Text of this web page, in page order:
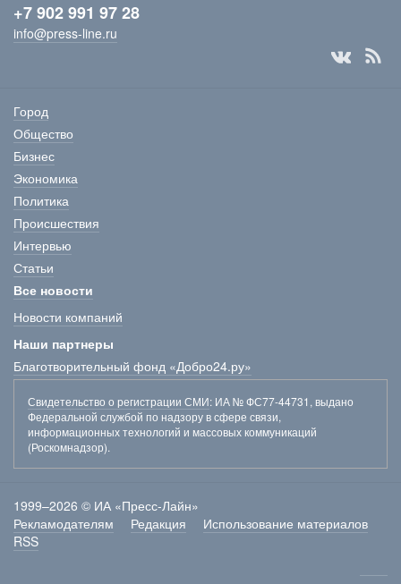
+7 902 991 97 28
info@press-line.ru
Город
Общество
Бизнес
Экономика
Политика
Происшествия
Интервью
Статьи
Все новости
Новости компаний
Наши партнеры
Благотворительный фонд «Добро24.ру»
Свидетельство о регистрации СМИ: ИА № ФС77-44731, выдано
Федеральной службой по надзору в сфере связи,
информационных технологий и массовых коммуникаций
(Роскомнадзор).
1999–2026 © ИА «Пресс-Лайн»
Рекламодателям
Редакция
Использование материалов
RSS